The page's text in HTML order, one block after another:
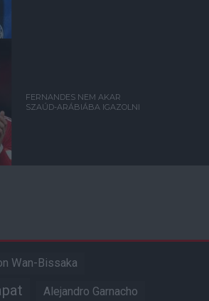
FERNANDES NEM AKAR
SZAÚD-ARÁBIÁBA IGAZOLNI
Wan-Bissaka
Alejandro Garnacho